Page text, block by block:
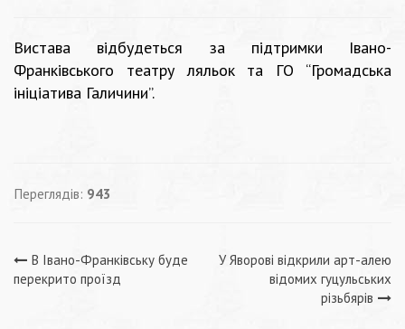
Вистава відбудеться за підтримки Івано-
Франківського театру ляльок та ГО “Громадська
ініціатива Галичини”.
Переглядів: 943
Навігація
В Івано-Франківську буде
перекрито проїзд
У Яворові відкрили арт-алею
відомих гуцульських
різьбярів